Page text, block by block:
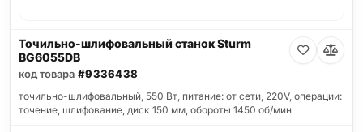
Точильно-шлифовальный станок Sturm
BG6055DB
код товара #9336438
точильно-шлифовальный, 550 Вт, питание: от сети, 220V, операции:
точение, шлифование, диск 150 мм, обороты 1450 об/мин